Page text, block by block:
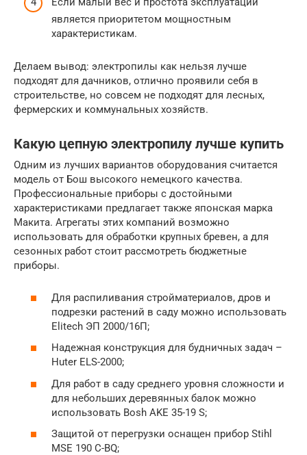
является приоритетом мощностным
характеристикам.
Делаем вывод: электропилы как нельзя лучше
подходят для дачников, отлично проявили себя в
строительстве, но совсем не подходят для лесных,
фермерских и коммунальных хозяйств.
Какую цепную электропилу лучше купить
Одним из лучших вариантов оборудования считается
модель от Бош высокого немецкого качества.
Профессиональные приборы с достойными
характеристиками предлагает также японская марка
Макита. Агрегаты этих компаний возможно
использовать для обработки крупных бревен, а для
сезонных работ стоит рассмотреть бюджетные
приборы.
Для распиливания стройматериалов, дров и
подрезки растений в саду можно использовать
Elitech ЭП 2000/16П;
Надежная конструкция для будничных задач –
Huter ELS-2000;
Для работ в саду среднего уровня сложности и
для небольших деревянных балок можно
использовать Bosh AKE 35-19 S;
Защитой от перегрузки оснащен прибор Stihl
MSE 190 C-BQ;